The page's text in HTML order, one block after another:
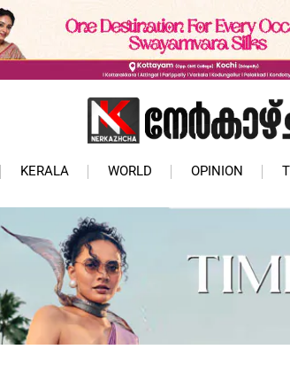
KERALA WORLD OPINION